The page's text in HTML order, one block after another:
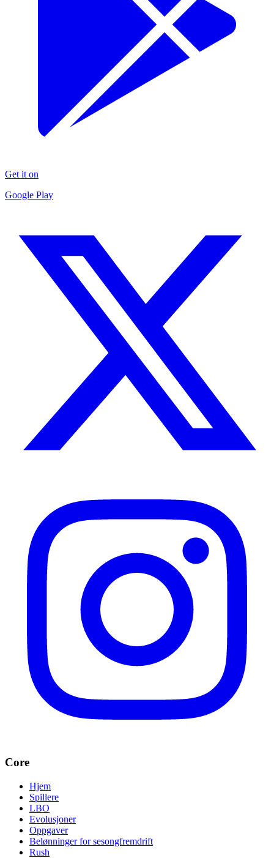
Get it on
Google Play
Core
Hjem
Spillere
LBO
Evolusjoner
Oppgaver
Belønninger for sesongfremdrift
Rush